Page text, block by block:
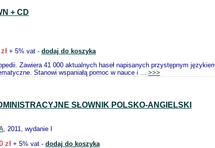
+ CD
+ 5% vat - dodaj do koszyka
Zawiera 41 000 aktualnych haseł napisanych przystępnym
Stanowi wspaniałą pomoc w nauce i ... >>>
SŁOWNIK POLSKO-ANGIELSKI
, 2011, wydanie I
zł + 5% vat - dodaj do koszyka